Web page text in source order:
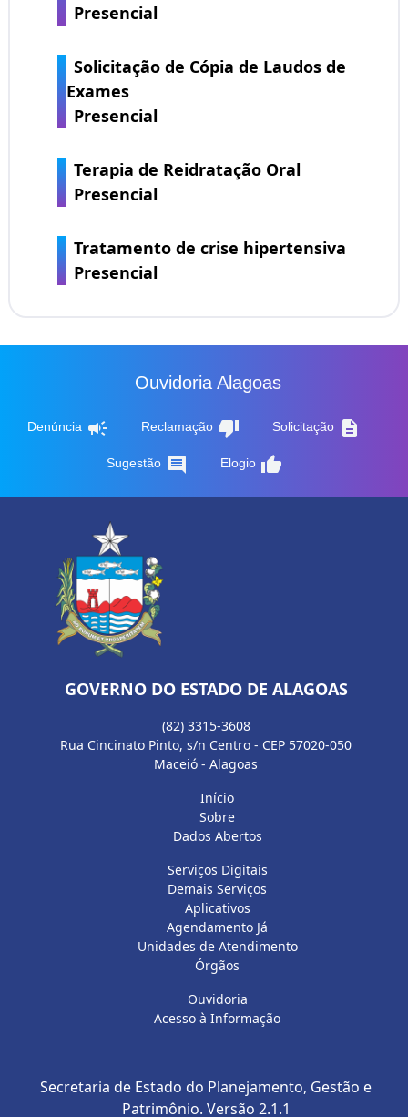
Presencial
Solicitação de Cópia de Laudos de
Exames
Presencial
Terapia de Reidratação Oral
Presencial
Tratamento de crise hipertensiva
Presencial
Ouvidoria Alagoas
Denúncia campaign Reclamação thumb_down Solicitação description
Sugestão comment Elogio thumb_up
GOVERNO DO ESTADO DE ALAGOAS
(82) 3315-3608
Rua Cincinato Pinto, s/n Centro - CEP 57020-050
Maceió - Alagoas
Início
Sobre
Dados Abertos
Serviços Digitais
Demais Serviços
Aplicativos
Agendamento Já
Unidades de Atendimento
Órgãos
Ouvidoria
Acesso à Informação
Secretaria de Estado do Planejamento, Gestão e
Patrimônio. Versão 2.1.1